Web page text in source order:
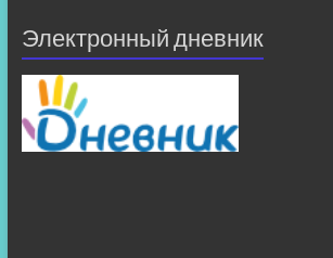
Электронный дневник